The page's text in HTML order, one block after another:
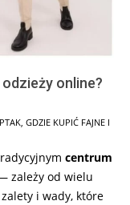
online?
, GDZIE KUPIĆ FAJNE I
centrum
zależy od wielu
i wady, które